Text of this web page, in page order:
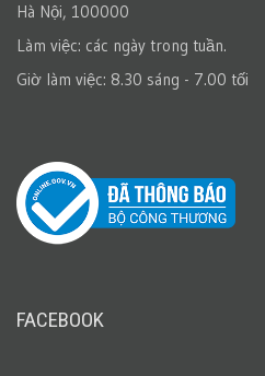
Hà Nội, 100000
Làm việc: các ngày trong tuần.
Giờ làm việc: 8.30 sáng - 7.00 tối
FACEBOOK